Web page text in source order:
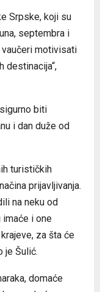
Srpske, koji su
septembra i
vaučeri motivisati
destinacija“,
biti
i dan duže od
turističkih
prijavljivanja.
na neku od
imaće i one
za šta će
je Šulić.
domaće